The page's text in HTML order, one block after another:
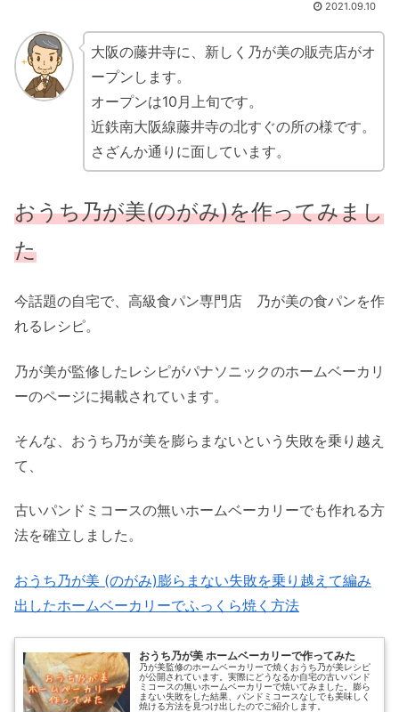
2021.09.10
大阪の藤井寺に、新しく乃が美の販売店がオ
ープンします。
オープンは10月上旬です。
近鉄南大阪線藤井寺の北すぐの所の様です。
さざんか通りに面しています。
おうち乃が美(のがみ)を作ってみまし
た
今話題の自宅で、高級食パン専門店 乃が美の食パンを作
れるレシピ。
乃が美が監修したレシピがパナソニックのホームベーカリ
ーのページに掲載されています。
そんな、おうち乃が美を膨らまないという失敗を乗り越え
て、
古いパンドミコースの無いホームベーカリーでも作れる方
法を確立しました。
おうち乃が美 (のがみ)膨らまない失敗を乗り越えて編み
出したホームベーカリーでふっくら焼く方法
おうち乃が美 ホームベーカリーで作ってみた
乃が美監修のホームベーカリーで焼くおうち乃が美レシピ
が公開されています。実際にどうなるか自宅の古いパンド
ミコースの無いホームベーカリーで焼いてみました。膨ら
まない失敗をした結果、パンドミコースなしでも美味しく
焼ける方法を見つけ出したのでご紹介します。